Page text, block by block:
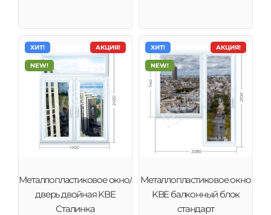
АКЦИЯ!
ХИТ!
NEW!
Металлопластиковое окно/
дверь двойная KBE
Сталинка
АКЦИЯ!
ХИТ!
NEW!
Металлопластиковое окно
KBE балконный блок
стандарт